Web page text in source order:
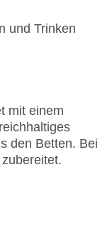
mit einem
den Betten. Bei